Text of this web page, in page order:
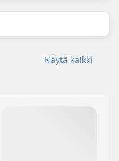
Näytä kaikki